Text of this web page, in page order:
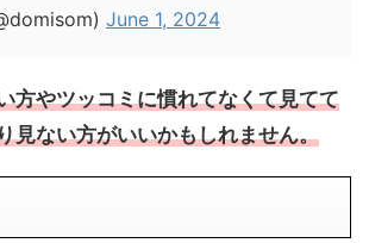
June 1, 2024
方やツッコミに慣れてなくて見てて
見ない方がいいかもしれません。